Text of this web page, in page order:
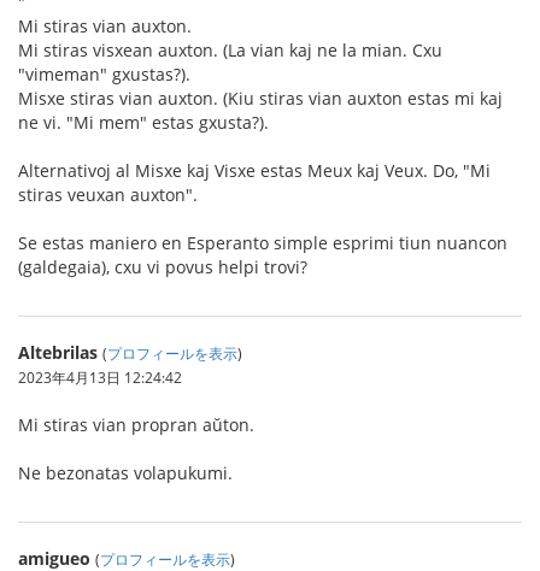
Mi stiras vian auxton.
Mi stiras visxean auxton. (La vian kaj ne la mian. Cxu
"vimeman" gxustas?).
Misxe stiras vian auxton. (Kiu stiras vian auxton estas mi kaj
ne vi. "Mi mem" estas gxusta?).
Alternativoj al Misxe kaj Visxe estas Meux kaj Veux. Do, "Mi
stiras veuxan auxton".
Se estas maniero en Esperanto simple esprimi tiun nuancon
(galdegaia), cxu vi povus helpi trovi?
Altebrilas (プロフィールを表示)
2023年4月13日 12:24:42
Mi stiras vian propran aŭton.
Ne bezonatas volapukumi.
amigueo (プロフィールを表示)